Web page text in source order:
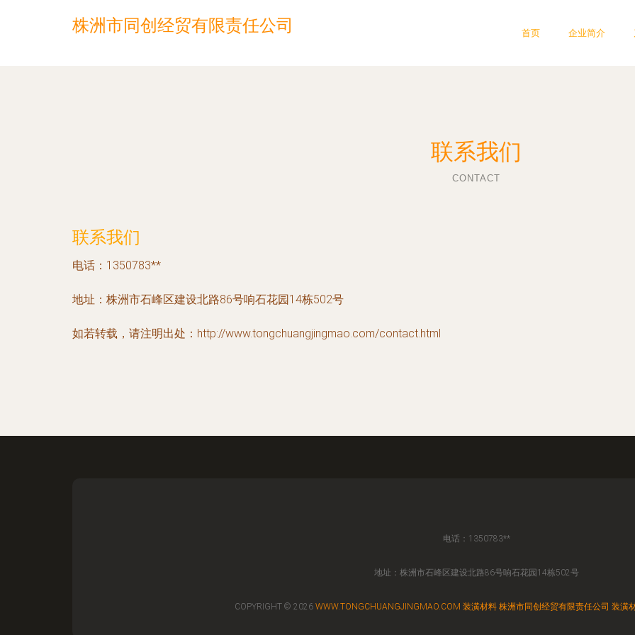
株洲市同创经贸有限责任公司 首页 企业简介
联系我们
CONTACT
联系我们
电话：1350783**
地址：株洲市石峰区建设北路86号响石花园14栋502号
如若转载，请注明出处：http://www.tongchuangjingmao.com/contact.html
电话：1350783**
地址：株洲市石峰区建设北路86号响石花园14栋502号
COPYRIGHT © 2026 WWW.TONGCHUANGJINGMAO.COM 装潢材料 株洲市同创经贸有限责任公司 装潢